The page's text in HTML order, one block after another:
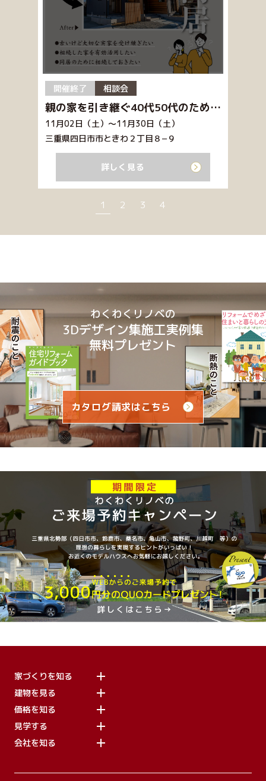
開催終了 相談会
親の家を引き継ぐ40代50代のための相続・同居リノベーション相談会
11月02日（土）～11月30日（土）
三重県四日市市ときわ２丁目８−９
詳しく見る
1 2 3 4
わくわくリノベの
3Dデザイン集施工実例集
無料プレゼント
カタログ請求はこちら
家づくりを知る
建物を見る
価格を知る
見学する
会社を知る